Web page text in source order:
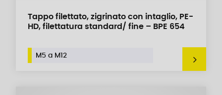
Tappo filettato, zigrinato con intaglio, PE-
HD, filettatura standard/ fine – BPE 654
M5 a M12